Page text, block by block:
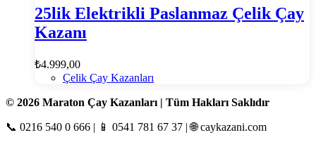
25lik Elektrikli Paslanmaz Çelik Çay
Kazanı
₺4.999,00
Çelik Çay Kazanları
© 2026 Maraton Çay Kazanları | Tüm Hakları Saklıdır
📞 0216 540 0 666 | 📱 0541 781 67 37 | 🌐 caykazani.com